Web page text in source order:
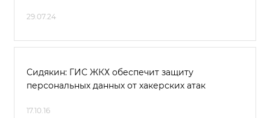
29.07.24
Сидякин: ГИС ЖКХ обеспечит защиту
персональных данных от хакерских атак
17.10.16